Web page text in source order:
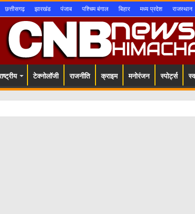
छत्तीसगढ़ झारखंड पंजाब पश्चिम बंगाल बिहार मध्य प्रदेश राजस्थान
टेक्नोलॉजी राजनीति क्राइम मनोरंजन स्पोर्ट्स